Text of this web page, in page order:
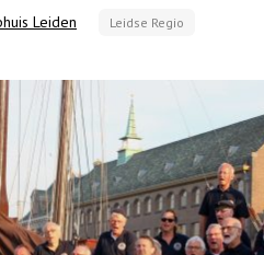
Leiden Leidse Regio